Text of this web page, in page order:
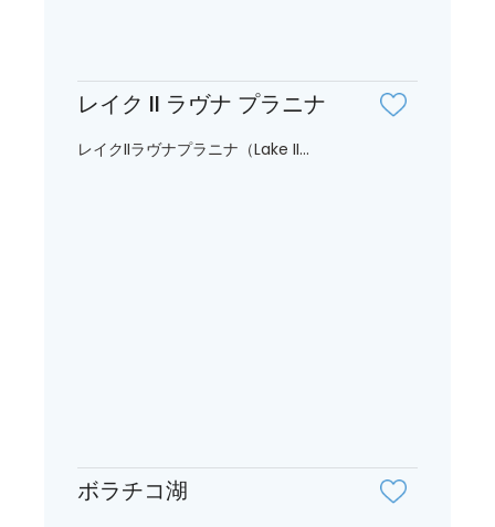
レイク II ラヴナ プラニナ
レイクIIラヴナプラニナ（Lake II...
ボラチコ湖